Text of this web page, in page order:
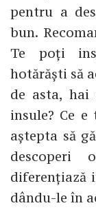
pentru a
bun.
Te poți
hotărăști să
de asta, hai
insule? Ce
aștepta să
diferențiază
dându-le în